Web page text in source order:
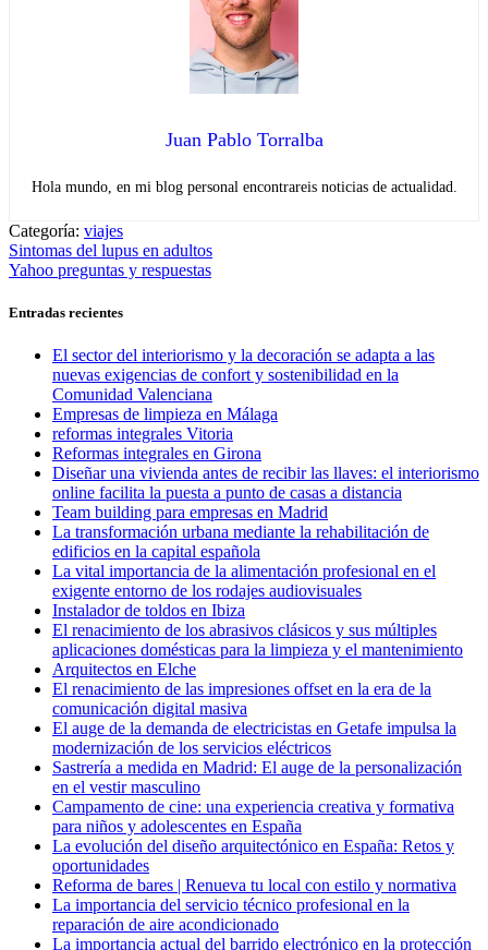
Juan Pablo Torralba
Hola mundo, en mi blog personal encontrareis noticias de actualidad.
Categoría: viajes
Navegación
de
entradas
Entrada
anterior:
Sintomas del lupus en adultos
Entrada
Yahoo preguntas y respuestas
Entradas recientes
El sector del interiorismo y la decoración se adapta a las
nuevas exigencias de confort y sostenibilidad en la
Comunidad Valenciana
Empresas de limpieza en Málaga
reformas integrales Vitoria
Reformas integrales en Girona
Diseñar una vivienda antes de recibir las llaves: el interiorismo
online facilita la puesta a punto de casas a distancia
Team building para empresas en Madrid
La transformación urbana mediante la rehabilitación de
edificios en la capital española
La vital importancia de la alimentación profesional en el
exigente entorno de los rodajes audiovisuales
Instalador de toldos en Ibiza
El renacimiento de los abrasivos clásicos y sus múltiples
aplicaciones domésticas para la limpieza y el mantenimiento
Arquitectos en Elche
El renacimiento de las impresiones offset en la era de la
comunicación digital masiva
El auge de la demanda de electricistas en Getafe impulsa la
modernización de los servicios eléctricos
Sastrería a medida en Madrid: El auge de la personalización
en el vestir masculino
Campamento de cine: una experiencia creativa y formativa
para niños y adolescentes en España
La evolución del diseño arquitectónico en España: Retos y
oportunidades
Reforma de bares | Renueva tu local con estilo y normativa
La importancia del servicio técnico profesional en la
reparación de aire acondicionado
La importancia actual del barrido electrónico en la protección